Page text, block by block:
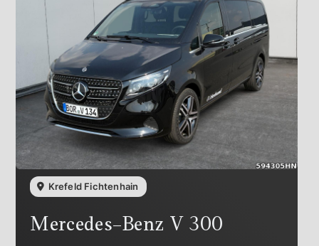
Krefeld Fichtenhain
Mercedes-Benz V 300